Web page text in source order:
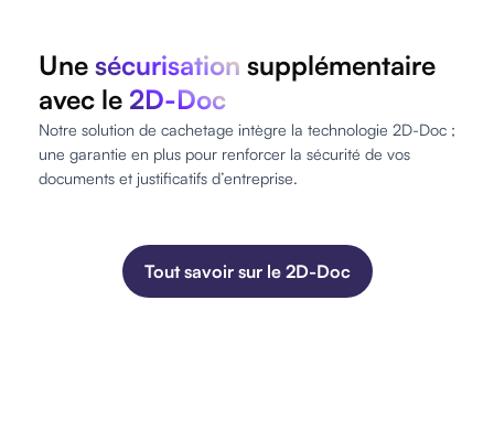
Une sécurisation supplémentaire
avec le 2D-Doc
Notre solution de cachetage intègre la technologie 2D-Doc ;
une garantie en plus pour renforcer la sécurité de vos
documents et justificatifs d’entreprise.
Tout savoir sur le 2D-Doc